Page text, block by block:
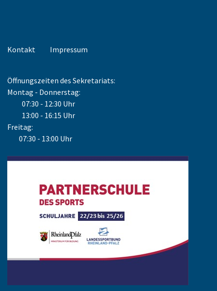
Kontakt Impressum
Öffnungszeiten des Sekretariats:
Montag - Donnerstag:
07:30 - 12:30 Uhr
13:00 - 16:15 Uhr
Freitag:
07:30 - 13:00 Uhr